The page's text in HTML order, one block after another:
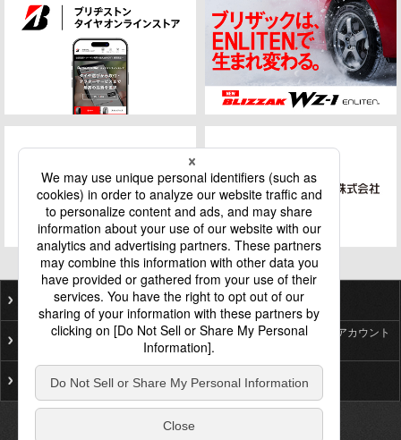
ご利用にあたって 個人情報保護基本方針
プライバシーポリシー
ソーシャルメディア公式アカウント
サイトマップ お問い合わせ